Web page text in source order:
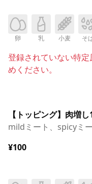
卵 乳 小麦 そ
登録されていない特
めください。
【トッピング】肉増
mildミート、spicyミー
¥100